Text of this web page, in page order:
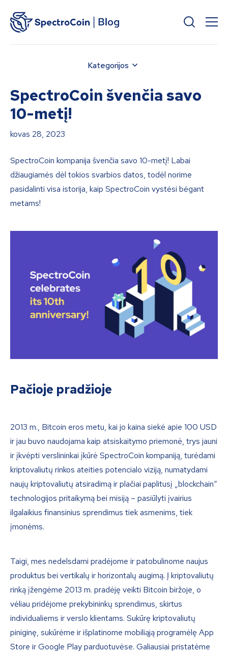
Kategorijos
SpectroCoin švenčia savo
10-metį!
kovas 28, 2023
SpectroCoin kompanija švenčia savo 10-metį! Labai
džiaugiamės dėl tokios svarbios datos, todėl norime
pasidalinti visa istorija, kaip SpectroCoin vystėsi bėgant
metams!
Pačioje pradžioje
2013 m., Bitcoin eros metu, kai jo kaina siekė apie 100 USD
ir jau buvo naudojama kaip atsiskaitymo priemonė, trys jauni
ir įkvėpti verslininkai įkūrė SpectroCoin kompaniją, turėdami
kriptovaliutų rinkos ateities potencialo viziją, numatydami
naujų kriptovaliutų atsiradimą ir plačiai paplitusį „blockchain“
technologijos pritaikymą bei misiją – pasiūlyti įvairius
ilgalaikius finansinius sprendimus tiek asmenims, tiek
įmonėms.
Taigi, mes nedelsdami pradėjome ir patobulinome naujus
produktus bei vertikalų ir horizontalų augimą. Į kriptovaliutų
rinką įžengėme 2013 m. pradėję veikti Bitcoin biržoje, o
vėliau pridėjome prekybininkų sprendimus, skirtus
individualiems ir verslo klientams. Sukūrę kriptovaliutų
piniginę, sukūrėme ir išplatinome mobiliąją programėlę App
Store ir Google Play parduotuvėse. Galiausiai pristatėme